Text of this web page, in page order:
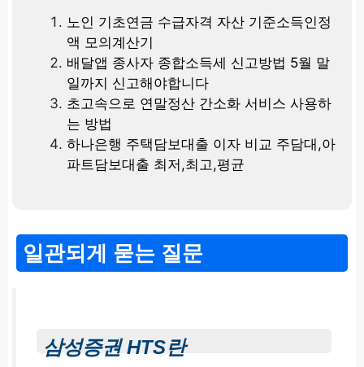
노인 기초연금 수급자격 자산 기준소득인정
액 모의계산기
배달앱 종사자 종합소득세 신고방법 5월 말
일까지 신고해야합니다
초고속으로 연말정산 간소화 서비스 사용하
는 방법
하나은행 주택담보대출 이자 비교 주담대,아
파트담보대출 최저,최고,평균
일관되게 묻는 질문
삼성증권 HTS란